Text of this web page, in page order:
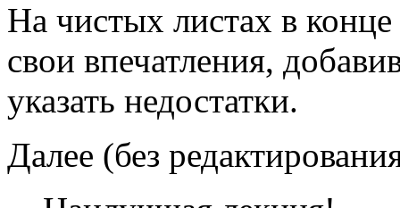
На чистых листах в
свои впечатления,
указать недостатки.
Далее (без